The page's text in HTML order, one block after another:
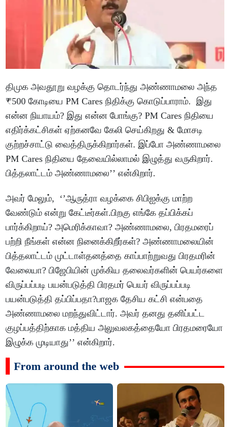
திமுக அவதூறு வழக்கு தொடர்ந்து அண்ணாமலை அந்த
₹500 கோடியை PM Cares நிதிக்கு கொடுப்பாராம். இது
என்ன நியாயம்? இது என்ன போங்கு? PM Cares நிதியை
எதிர்க்கட்சிகள் ஏற்கனவே கேலி செய்கிறது & மோசடி
குற்றச்சாட்டு வைத்திருக்கிறார்கள். இப்போ அண்ணாமலை
PM Cares நிதியை தேவையில்லாமல் இழுத்து வருகிறார்.
பித்தலாட்டம் அண்ணாமலை’’ என்கிறார்.
அவர் மேலும், ‘’ஆருத்ரா வழக்கை சிபிஐக்கு மாற்ற
வேண்டும் என்று கேட்டீர்கள்.பிறகு எங்கே தப்பிக்கப்
பார்க்கிறாய்? அமெரிக்காவா? அண்ணாமலை, பிரதமரைப்
பற்றி நீங்கள் என்ன நினைக்கிறீர்கள்? அண்ணாமலையின்
பித்தலாட்டம் முட்டாள்தனத்தை காப்பாற்றுவது பிரதமரின்
வேலையா? பிஜேபியின் முக்கிய தலைவர்களின் பெயர்களை
விருப்பப்படி பயன்படுத்தி பிரதமர் பெயர் விருப்பப்படி
பயன்படுத்தி தப்பிப்பதா?பாஜக தேசிய கட்சி என்பதை
அண்ணாமலை மறந்துவிட்டார். அவர் தனது தனிப்பட்ட
குழப்பத்திற்காக மத்திய அலுவலகத்தையோ பிரதமரையோ
இழுக்க முடியாது’’ என்கிறார்.
From around the web